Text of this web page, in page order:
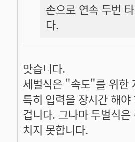
손으로 연속 두번
다.
맞습니다.
세벌식은 "속도"를 위한
특히 입력을 장시간 해
겁니다. 그나마 두벌식
치지 못합니다.